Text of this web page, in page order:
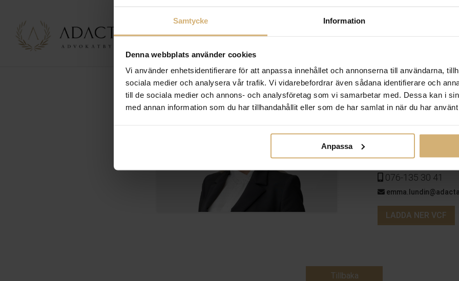
Samtycke Information
Denna webbplats använder cookies
Vi använder enhetsidentifierare för att anpassa innehållet och annonserna till användarna,
sociala medier och analysera vår trafik. Vi vidarebefordrar även sådana identifierare och
till de sociala medier och annons- och analysföretag som vi samarbetar med. Dessa kan i
med annan information som du har tillhandahållit eller som de har samlat in när du har
Anpassa
PRIVATJURIDIK
040-98 11 00
076-135 30 41
LADDA NER VCF
Tillbaka